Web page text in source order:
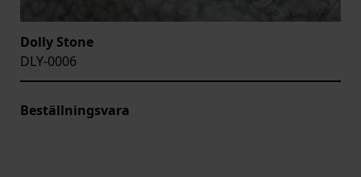
Dolly Stone
DLY-0006
Beställningsvara